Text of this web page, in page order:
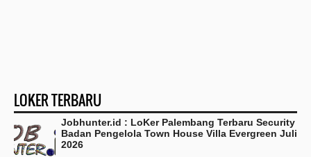
LOKER TERBARU
Jobhunter.id : LoKer Palembang Terbaru Security
Badan Pengelola Town House Villa Evergreen Juli
2026